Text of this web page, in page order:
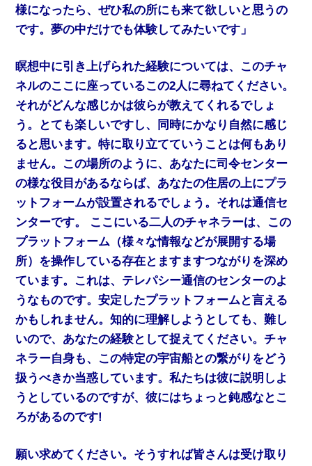
様になったら、ぜひ私の所にも来て欲しいと思うの
です。夢の中だけでも体験してみたいです」
瞑想中に引き上げられた経験については、このチャ
ネルのここに座っているこの2人に尋ねてください。
それがどんな感じかは彼らが教えてくれるでしょ
う。とても楽しいですし、同時にかなり自然に感じ
ると思います。特に取り立てていうことは何もあり
ません。この場所のように、あなたに司令センター
の様な役目があるならば、あなたの住居の上にプラ
ットフォームが設​​置されるでしょう。それは通信セ
ンターです。 ここにいる二人のチャネラーは、この
プラットフォーム（様々な情報などが展開する場
所）を操作している存在とますますつながりを深め
ています。これは、テレパシー通信のセンターのよ
うなものです。安定したプラットフォームと言える
かもしれません。知的に理解しようとしても、難し
いので、あなたの経験として捉えてください。チャ
ネラー自身も、この特定の宇宙船との繋がりをどう
扱うべきか当惑しています。私たちは彼に説明しよ
うとしているのですが、彼にはちょっと鈍感なとこ
ろがあるのです!
願い求めてください。そうすれば皆さんは受け取り